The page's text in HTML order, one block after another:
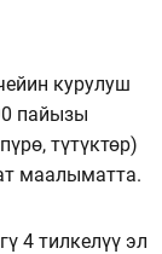
курулуш
пайызы
түтүктөр)
маалыматта.
4 тилкелүү эл